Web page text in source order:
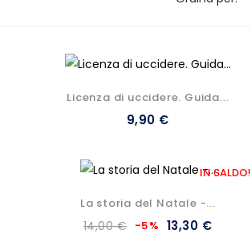
Licenza di uccidere. Guida...
9,90 €
IN SALDO!
La storia del Natale -...
14,00 € -5% 13,30 €